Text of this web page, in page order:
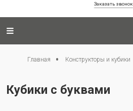
Заказать звонок
Главная Конструкторы и кубики
Кубики с буквами